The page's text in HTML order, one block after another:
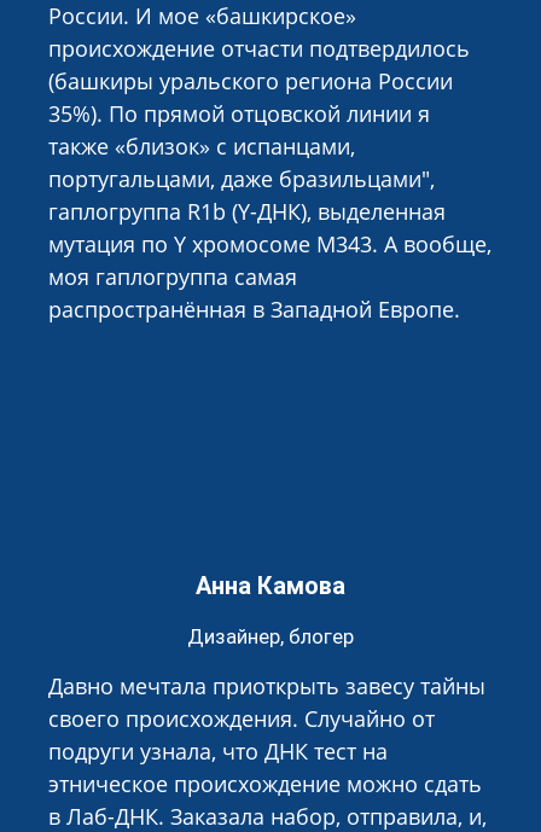
России. И мое «башкирское»
происхождение отчасти подтвердилось
(башкиры уральского региона России
35%). По прямой отцовской линии я
также «близок» с испанцами,
португальцами, даже бразильцами",
гаплогруппа R1b (Y-ДНК), выделенная
мутация по Y хромосоме М343. А вообще,
моя гаплогруппа самая
распространённая в Западной Европе.
Анна Камова
Дизайнер, блогер
Давно мечтала приоткрыть завесу тайны
своего происхождения. Случайно от
подруги узнала, что ДНК тест на
этническое происхождение можно сдать
в Лаб-ДНК. Заказала набор, отправила, и,